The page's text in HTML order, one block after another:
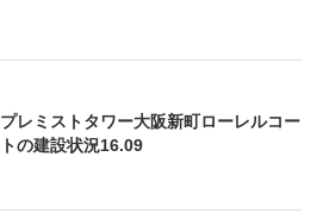
プレミストタワー大阪新町ローレルコー
トの建設状況16.09